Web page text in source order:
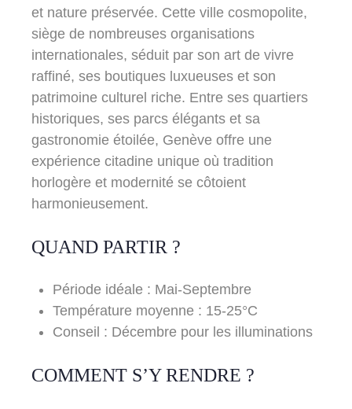
et nature préservée. Cette ville cosmopolite,
siège de nombreuses organisations
internationales, séduit par son art de vivre
raffiné, ses boutiques luxueuses et son
patrimoine culturel riche. Entre ses quartiers
historiques, ses parcs élégants et sa
gastronomie étoilée, Genève offre une
expérience citadine unique où tradition
horlogère et modernité se côtoient
harmonieusement.
QUAND PARTIR ?
Période idéale : Mai-Septembre
Température moyenne : 15-25°C
Conseil : Décembre pour les illuminations
COMMENT S’Y RENDRE ?